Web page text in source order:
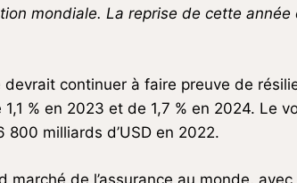
mondiale. La reprise de cette année
continuer à faire preuve de
% en 2023 et de 1,7 % en 2024. Le
milliards d’USD en 2022.